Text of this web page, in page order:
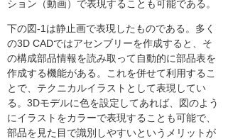
ション（動画）で表現することも可能である。
下の図-1は静止画で表現したものである。多く
の3D CADではアセンブリーを作成すると、そ
の構成部品情報を読み取って自動的に部品表を
作成する機能がある。これを併せて利用するこ
とで、テクニカルイラストとして表現してい
る。3Dモデルに色を設定してあれば、図のよう
にイラストをカラーで表現することも可能で、
部品を見た目で識別しやすいというメリットが